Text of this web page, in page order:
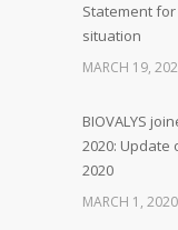
Statement for
situation
MARCH 19,
BIOVALYS
2020: Update
2020
MARCH 1, 2020